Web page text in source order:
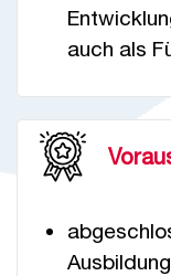
auch als